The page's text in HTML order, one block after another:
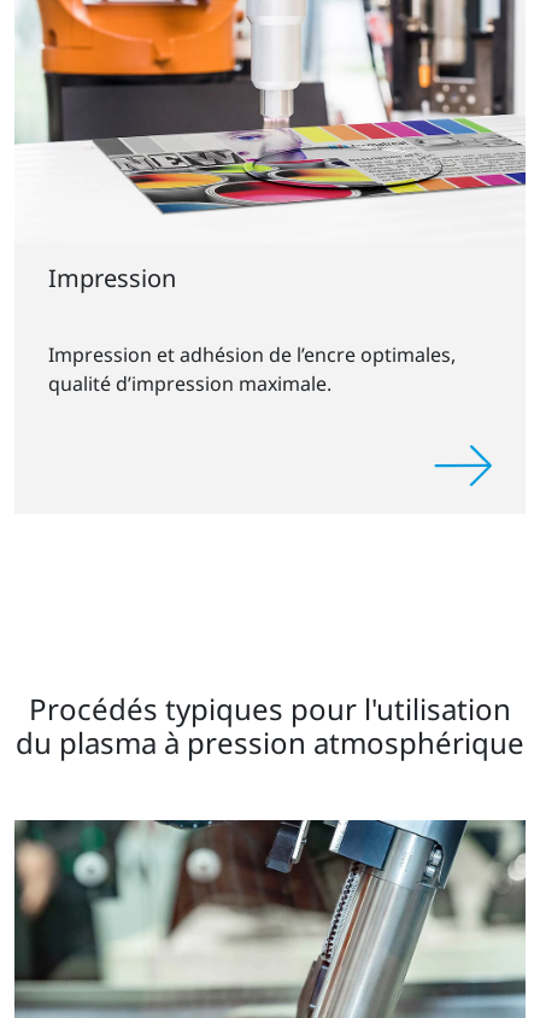
Impression
Impression et adhésion de l’encre optimales,
qualité d’impression maximale.
Procédés typiques pour l'utilisation
du plasma à pression atmosphérique